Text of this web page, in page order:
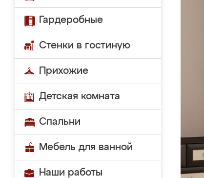
Гардеробные
Стенки в гостиную
Прихожие
Детская комната
Спальни
Мебель для ванной
Наши работы